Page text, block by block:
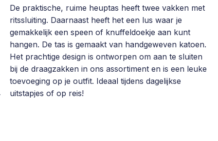
De praktische, ruime heuptas heeft twee vakken met
ritssluiting. Daarnaast heeft het een lus waar je
gemakkelijk een speen of knuffeldoekje aan kunt
hangen. De tas is gemaakt van handgeweven katoen.
Het prachtige design is ontworpen om aan te sluiten
bij de draagzakken in ons assortiment en is een leuke
toevoeging op je outfit. Ideaal tijdens dagelijkse
uitstapjes of op reis!